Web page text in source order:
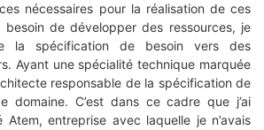
nécessaires pour la réalisation de ces
de développer des ressources, je
la spécification de besoin vers des
Ayant une spécialité technique marquée
responsable de la spécification de
domaine. C’est dans ce cadre que j’ai
entreprise avec laquelle je n’avais